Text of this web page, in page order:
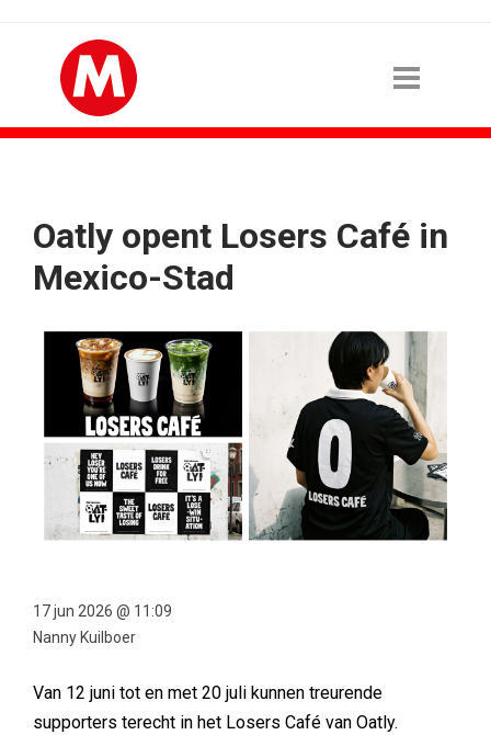
Oatly opent Losers Café in
Mexico-Stad
17 jun 2026 @ 11:09
Nanny Kuilboer
Van 12 juni tot en met 20 juli kunnen treurende
supporters terecht in het Losers Café van Oatly.